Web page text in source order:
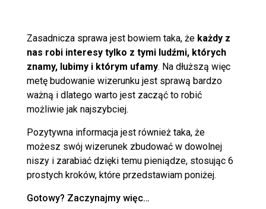
Zasadnicza sprawa jest bowiem taka, że każdy z
nas robi interesy tylko z tymi ludźmi, których
znamy, lubimy i którym ufamy. Na dłuższą więc
metę budowanie wizerunku jest sprawą bardzo
ważną i dlatego warto jest zacząć to robić
możliwie jak najszybciej.
Pozytywna informacja jest również taka, że
możesz swój wizerunek zbudować w dowolnej
niszy i zarabiać dzięki temu pieniądze, stosując 6
prostych kroków, które przedstawiam poniżej.
Gotowy? Zaczynajmy więc…